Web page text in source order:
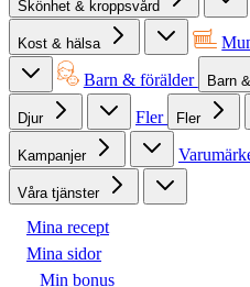
Skönhet & kroppsvård
Kost & hälsa
Barn & förälder Barn
Djur Fler Fler
Kampanjer
Våra tjänster
Mina recept
Mina sidor
Min bonus